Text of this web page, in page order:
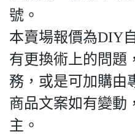
號。
本賣場報價為DIY
有更換術上的問題
務，或是可加購由
商品文案如有變動
主。